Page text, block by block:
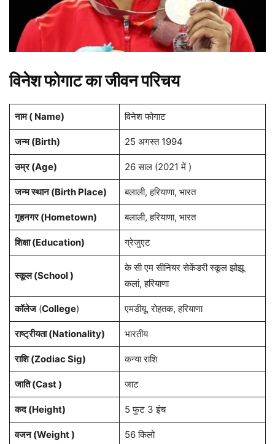
विनेश फोगाट का जीवन परिचय
नाम ( Name) विनेश फोगाट
जन्म (Birth) 25 अगस्त 1994
उम्र (Age) 26 साल (2021 में )
जन्म स्थान (Birth Place) बलाली, हरियाणा, भारत
गृहनगर (Hometown) बलाली, हरियाणा, भारत
शिक्षा (Education) ग्रेजुएट
स्कूल (School )
के सी एम सीनियर सेकेंडरी स्कूल झोझू
कलां, हरियाणा
कॉलेज(College) एमडीयू, रोहतक, हरियाणा
राष्ट्रीयता (Nationality) भारतीय
राशि (Zodiac Sig) कन्या राशि
जाति (Cast ) जाट
कद (Height) 5 फुट 3 इंच
वजन (Weight ) 56 किलो